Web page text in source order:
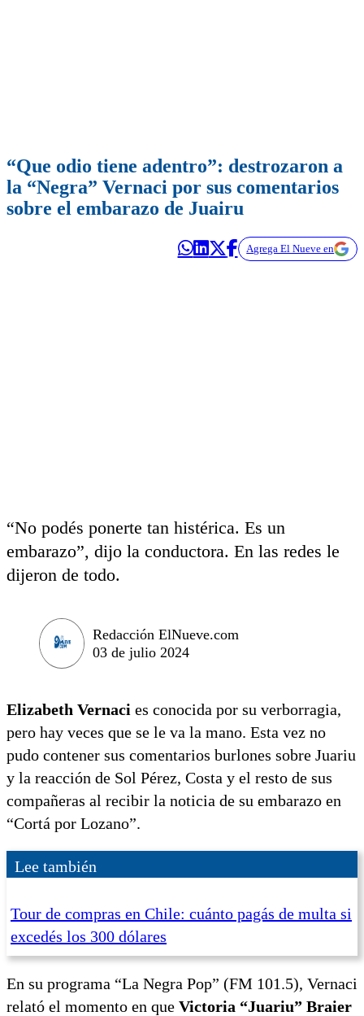
“Que odio tiene adentro”: destrozaron a
la “Negra” Vernaci por sus comentarios
sobre el embarazo de Juairu
Agrega El Nueve en
“No podés ponerte tan histérica. Es un
embarazo”, dijo la conductora. En las redes le
dijeron de todo.
Redacción ElNueve.com
03 de julio 2024
Elizabeth Vernaci es conocida por su verborragia,
pero hay veces que se le va la mano. Esta vez no
pudo contener sus comentarios burlones sobre Juariu
y la reacción de Sol Pérez, Costa y el resto de sus
compañeras al recibir la noticia de su embarazo en
“Cortá por Lozano”.
Lee también
Tour de compras en Chile: cuánto pagás de multa si
excedés los 300 dólares
En su programa “La Negra Pop” (FM 101.5), Vernaci
relató el momento en que Victoria “Juariu” Braier